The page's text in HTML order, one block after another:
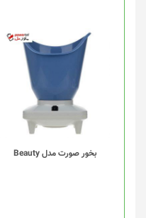
بخور صورت مدل Beauty